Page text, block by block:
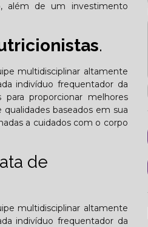
além de um investimento
.
multidisciplinar altamente
indivíduo frequentador da
para proporcionar melhores
baseados em sua
a cuidados com o corpo
de
multidisciplinar altamente
indivíduo frequentador da